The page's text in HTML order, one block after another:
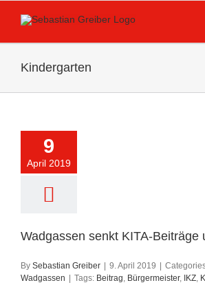
Kindergarten
9
April 2019
Wadgassen senkt KITA-Beiträge
By Sebastian Greiber 9. April 2019
Wadgassen
Tags: Beitrag, Bürgermeister, IKZ,